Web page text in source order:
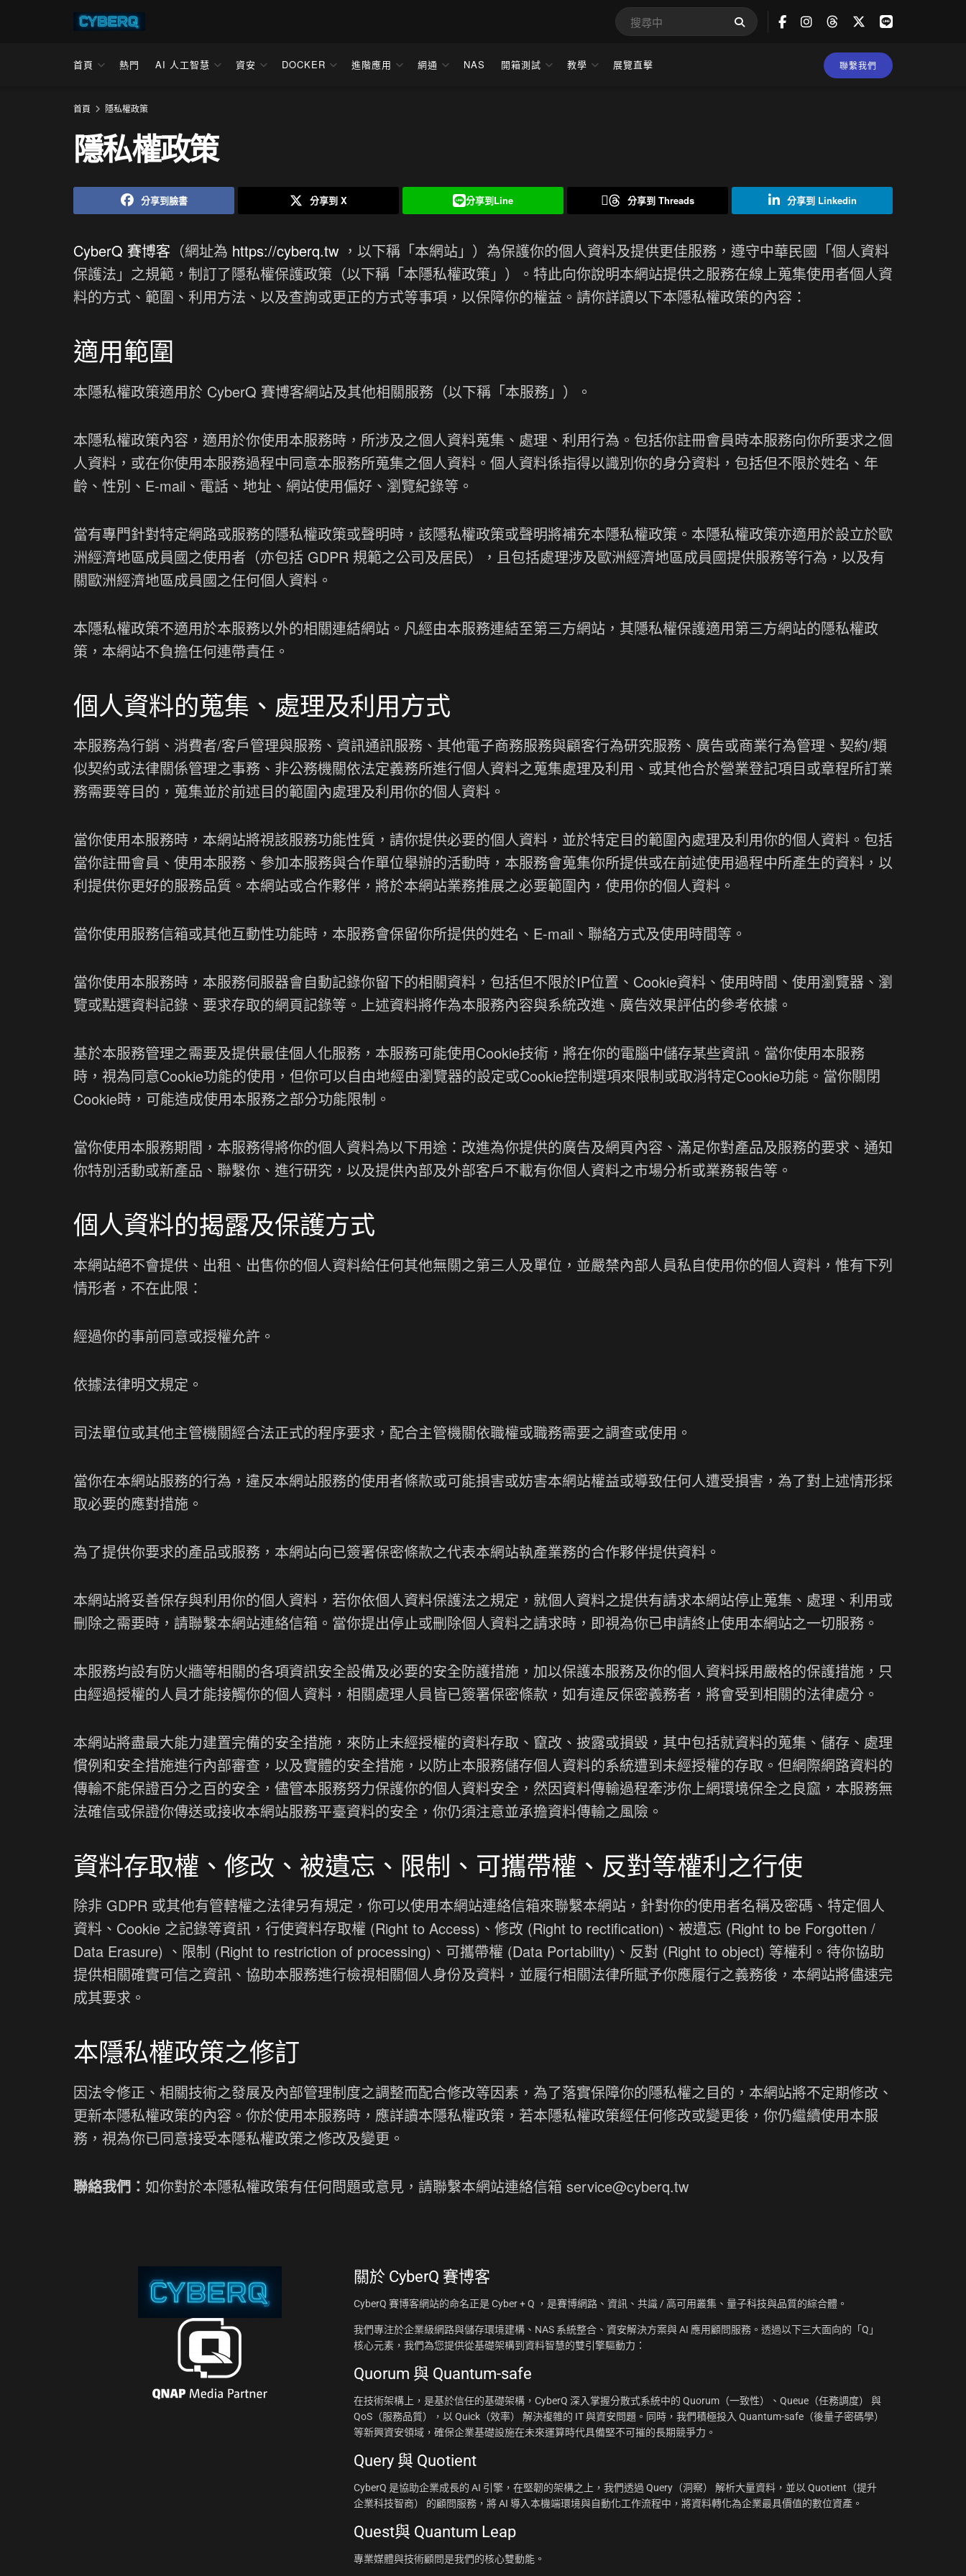
首頁 熱門 AI 人工智慧 資安 DOCKER 進階應用 網通 NAS 開箱測試 教學 展覽直擊 聯繫我們
首頁 隱私權政策
隱私權政策
分享到臉書 分享到 X 分享到Line 分享到 Threads 分享到 Linkedin
CyberQ 賽博客 （網址為 https://cyberq.tw ，以下稱「本網站」）為保護你的個人資料及提供更佳服務，遵守中華民國「個人資料
保護法」之規範，制訂了隱私權保護政策（以下稱「本隱私權政策」）。特此向你說明本網站提供之服務在線上蒐集使用者個人資
料的方式、範圍、利用方法、以及查詢或更正的方式等事項，以保障你的權益。請你詳讀以下本隱私權政策的內容：
適用範圍
本隱私權政策適用於 CyberQ 賽博客網站及其他相關服務（以下稱「本服務」）。
本隱私權政策內容，適用於你使用本服務時，所涉及之個人資料蒐集、處理、利用行為。包括你註冊會員時本服務向你所要求之個
人資料，或在你使用本服務過程中同意本服務所蒐集之個人資料。個人資料係指得以識別你的身分資料，包括但不限於姓名、年
齡、性別、E-mail、電話、地址、網站使用偏好、瀏覽紀錄等。
當有專門針對特定網路或服務的隱私權政策或聲明時，該隱私權政策或聲明將補充本隱私權政策。本隱私權政策亦適用於設立於歐
洲經濟地區成員國之使用者（亦包括 GDPR 規範之公司及居民），且包括處理涉及歐洲經濟地區成員國提供服務等行為，以及有
關歐洲經濟地區成員國之任何個人資料。
本隱私權政策不適用於本服務以外的相關連結網站。凡經由本服務連結至第三方網站，其隱私權保護適用第三方網站的隱私權政
策，本網站不負擔任何連帶責任。
個人資料的蒐集、處理及利用方式
本服務為行銷、消費者/客戶管理與服務、資訊通訊服務、其他電子商務服務與顧客行為研究服務、廣告或商業行為管理、契約/類
似契約或法律關係管理之事務、非公務機關依法定義務所進行個人資料之蒐集處理及利用、或其他合於營業登記項目或章程所訂業
務需要等目的，蒐集並於前述目的範圍內處理及利用你的個人資料。
當你使用本服務時，本網站將視該服務功能性質，請你提供必要的個人資料，並於特定目的範圍內處理及利用你的個人資料。包括
當你註冊會員、使用本服務、參加本服務與合作單位舉辦的活動時，本服務會蒐集你所提供或在前述使用過程中所產生的資料，以
利提供你更好的服務品質。本網站或合作夥伴，將於本網站業務推展之必要範圍內，使用你的個人資料。
當你使用服務信箱或其他互動性功能時，本服務會保留你所提供的姓名、E-mail、聯絡方式及使用時間等。
當你使用本服務時，本服務伺服器會自動記錄你留下的相關資料，包括但不限於IP位置、Cookie資料、使用時間、使用瀏覽器、瀏
覽或點選資料記錄、要求存取的網頁記錄等。上述資料將作為本服務內容與系統改進、廣告效果評估的參考依據。
基於本服務管理之需要及提供最佳個人化服務，本服務可能使用Cookie技術，將在你的電腦中儲存某些資訊。當你使用本服務
時，視為同意Cookie功能的使用，但你可以自由地經由瀏覽器的設定或Cookie控制選項來限制或取消特定Cookie功能。當你關閉
Cookie時，可能造成使用本服務之部分功能限制。
當你使用本服務期間，本服務得將你的個人資料為以下用途：改進為你提供的廣告及網頁內容、滿足你對產品及服務的要求、通知
你特別活動或新產品、聯繫你、進行研究，以及提供內部及外部客戶不載有你個人資料之市場分析或業務報告等。
個人資料的揭露及保護方式
本網站絕不會提供、出租、出售你的個人資料給任何其他無關之第三人及單位，並嚴禁內部人員私自使用你的個人資料，惟有下列
情形者，不在此限：
經過你的事前同意或授權允許。
依據法律明文規定。
司法單位或其他主管機關經合法正式的程序要求，配合主管機關依職權或職務需要之調查或使用。
當你在本網站服務的行為，違反本網站服務的使用者條款或可能損害或妨害本網站權益或導致任何人遭受損害，為了對上述情形採
取必要的應對措施。
為了提供你要求的產品或服務，本網站向已簽署保密條款之代表本網站執產業務的合作夥伴提供資料。
本網站將妥善保存與利用你的個人資料，若你依個人資料保護法之規定，就個人資料之提供有請求本網站停止蒐集、處理、利用或
刪除之需要時，請聯繫本網站連絡信箱。當你提出停止或刪除個人資料之請求時，即視為你已申請終止使用本網站之一切服務。
本服務均設有防火牆等相關的各項資訊安全設備及必要的安全防護措施，加以保護本服務及你的個人資料採用嚴格的保護措施，只
由經過授權的人員才能接觸你的個人資料，相關處理人員皆已簽署保密條款，如有違反保密義務者，將會受到相關的法律處分。
本網站將盡最大能力建置完備的安全措施，來防止未經授權的資料存取、竄改、披露或損毀，其中包括就資料的蒐集、儲存、處理
慣例和安全措施進行內部審查，以及實體的安全措施，以防止本服務儲存個人資料的系統遭到未經授權的存取。但網際網路資料的
傳輸不能保證百分之百的安全，儘管本服務努力保護你的個人資料安全，然因資料傳輸過程牽涉你上網環境保全之良窳，本服務無
法確信或保證你傳送或接收本網站服務平臺資料的安全，你仍須注意並承擔資料傳輸之風險。
資料存取權、修改、被遺忘、限制、可攜帶權、反對等權利之行使
除非 GDPR 或其他有管轄權之法律另有規定，你可以使用本網站連絡信箱來聯繫本網站，針對你的使用者名稱及密碼、特定個人
資料、Cookie 之記錄等資訊，行使資料存取權 (Right to Access)、修改 (Right to rectification)、被遺忘 (Right to be Forgotten /
Data Erasure) 、限制 (Right to restriction of processing)、可攜帶權 (Data Portability)、反對 (Right to object) 等權利。待你協助
提供相關確實可信之資訊、協助本服務進行檢視相關個人身份及資料，並履行相關法律所賦予你應履行之義務後，本網站將儘速完
成其要求。
本隱私權政策之修訂
因法令修正、相關技術之發展及內部管理制度之調整而配合修改等因素，為了落實保障你的隱私權之目的，本網站將不定期修改、
更新本隱私權政策的內容。你於使用本服務時，應詳讀本隱私權政策，若本隱私權政策經任何修改或變更後，你仍繼續使用本服
務，視為你已同意接受本隱私權政策之修改及變更。
聯絡我們： 如你對於本隱私權政策有任何問題或意見，請聯繫本網站連絡信箱 service@cyberq.tw
關於 CyberQ 賽博客
CyberQ 賽博客網站的命名正是 Cyber + Q ，是賽博網路、資訊、共識 / 高可用叢集、量子科技與品質的綜合體。
我們專注於企業級網路與儲存環境建構、NAS 系統整合、資安解決方案與 AI 應用顧問服務。透過以下三大面向的「Q」
核心元素，我們為您提供從基礎架構到資料智慧的雙引擎驅動力：
Quorum 與 Quantum-safe
在技術架構上，是基於信任的基礎架構，CyberQ 深入掌握分散式系統中的 Quorum（一致性）、Queue（任務調度） 與
QoS（服務品質），以 Quick（效率） 解決複雜的 IT 與資安問題。同時，我們積極投入 Quantum-safe（後量子密碼學）
等新興資安領域，確保企業基礎設施在未來運算時代具備堅不可摧的長期競爭力。
Query 與 Quotient
CyberQ 是協助企業成長的 AI 引擎，在堅韌的架構之上，我們透過 Query（洞察） 解析大量資料，並以 Quotient（提升
企業科技智商） 的顧問服務，將 AI 導入本機端環境與自動化工作流程中，將資料轉化為企業最具價值的數位資產。
Quest與 Quantum Leap
專業媒體與技術顧問是我們的核心雙動能。